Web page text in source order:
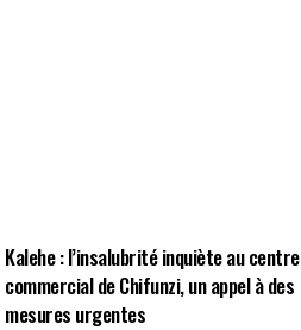
Kalehe : l’insalubrité inquiète au centre
commercial de Chifunzi, un appel à des
mesures urgentes